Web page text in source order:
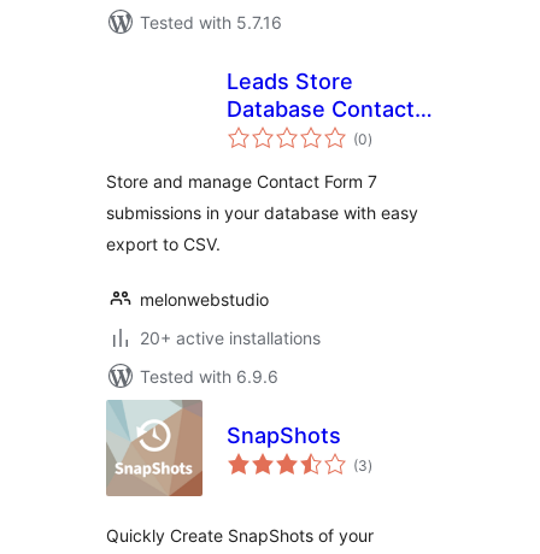
Tested with 5.7.16
Leads Store
Database Contact
Form7
(0total
ratings
)
Store and manage Contact Form 7
submissions in your database with easy
export to CSV.
melonwebstudio
20+ active installations
Tested with 6.9.6
SnapShots
(3total
ratings
)
Quickly Create SnapShots of your